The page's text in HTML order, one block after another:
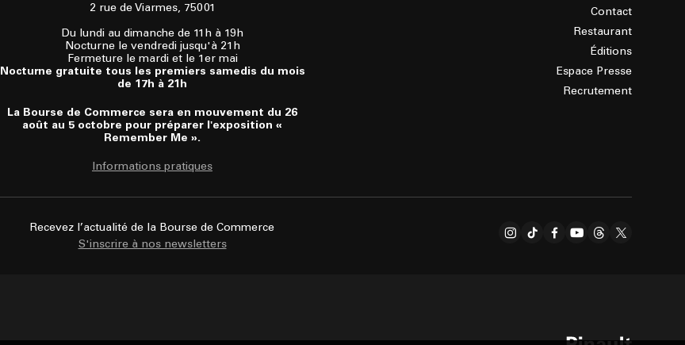
2 rue de Viarmes, 75001
Du lundi au dimanche de 11h à 19h
Nocturne le vendredi jusqu'à 21h
Fermeture le mardi et le 1er mai
Nocturne gratuite tous les premiers samedis du mois
de 17h à 21h
La Bourse de Commerce sera en mouvement du 26
août au 5 octobre pour préparer l'exposition «
Remember Me ».
Informations pratiques
Contact
Restaurant
Éditions
Espace Presse
Recrutement
Recevez l’actualité de la Bourse de Commerce
S'inscrire à nos newsletters